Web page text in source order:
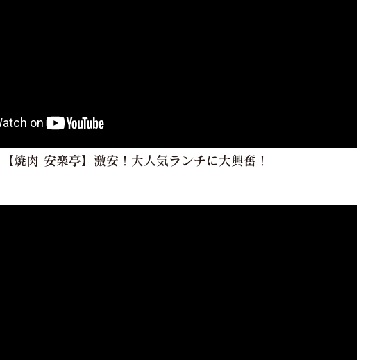
【焼肉 安楽亭】激安！大人気ランチに大興奮！